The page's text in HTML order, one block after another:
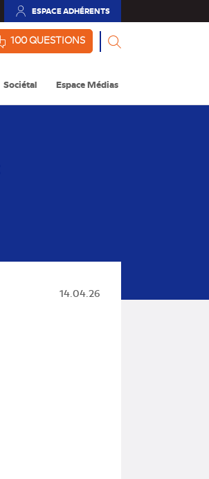
ESPACE ADHÉRENTS
(NOUVEL
100 QUESTIONS
Sociétal Espace Médias
14.04.26